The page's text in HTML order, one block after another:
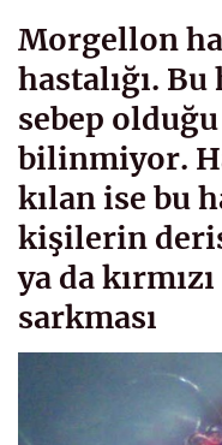
Morgellon
hastalığı.
sebep
bilinmiyor.
kılan ise bu
kişilerin
ya da
sarkması